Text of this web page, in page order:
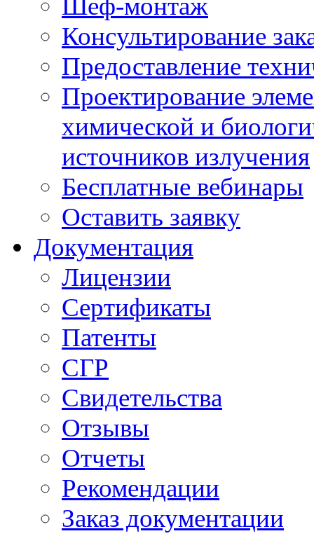
Консультирование
Предоставление
Проектирование
химической и
источников излучения
Бесплатные вебинары
Оставить заявку
Документация
Лицензии
Сертификаты
Патенты
СГР
Свидетельства
Отзывы
Отчеты
Рекомендации
Заказ документации